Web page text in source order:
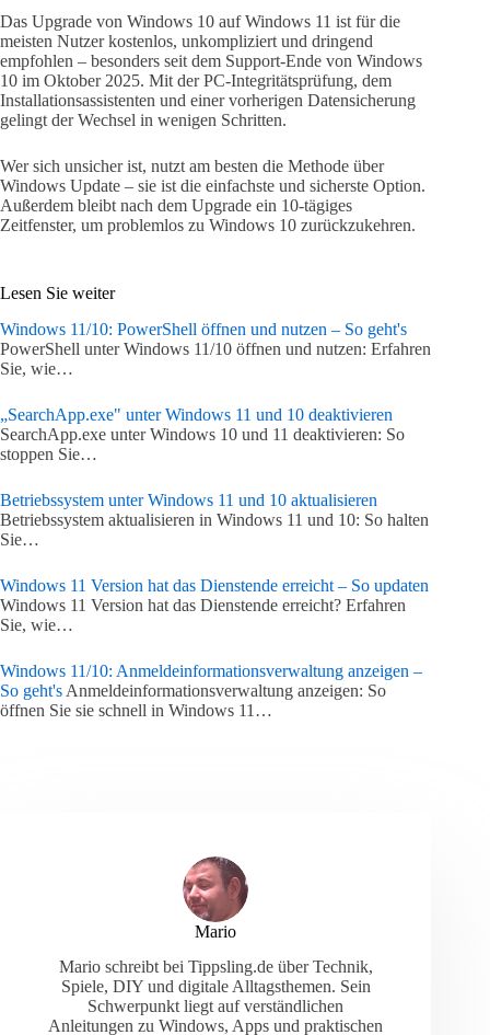
Das Upgrade von Windows 10 auf Windows 11 ist für die
meisten Nutzer kostenlos, unkompliziert und dringend
empfohlen – besonders seit dem Support-Ende von Windows
10 im Oktober 2025. Mit der PC-Integritätsprüfung, dem
Installationsassistenten und einer vorherigen Datensicherung
gelingt der Wechsel in wenigen Schritten.
Wer sich unsicher ist, nutzt am besten die Methode über
Windows Update – sie ist die einfachste und sicherste Option.
Außerdem bleibt nach dem Upgrade ein 10-tägiges
Zeitfenster, um problemlos zu Windows 10 zurückzukehren.
Lesen Sie weiter
Windows 11/10: PowerShell öffnen und nutzen – So geht's
PowerShell unter Windows 11/10 öffnen und nutzen: Erfahren
Sie, wie…
„SearchApp.exe" unter Windows 11 und 10 deaktivieren
SearchApp.exe unter Windows 10 und 11 deaktivieren: So
stoppen Sie…
Betriebssystem unter Windows 11 und 10 aktualisieren
Betriebssystem aktualisieren in Windows 11 und 10: So halten
Sie…
Windows 11 Version hat das Dienstende erreicht – So updaten
Windows 11 Version hat das Dienstende erreicht? Erfahren
Sie, wie…
Windows 11/10: Anmeldeinformationsverwaltung anzeigen –
So geht's Anmeldeinformationsverwaltung anzeigen: So
öffnen Sie sie schnell in Windows 11…
Mario
Mario schreibt bei Tippsling.de über Technik,
Spiele, DIY und digitale Alltagsthemen. Sein
Schwerpunkt liegt auf verständlichen
Anleitungen zu Windows, Apps und praktischen